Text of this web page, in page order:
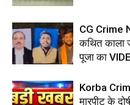
CG Crime
कथित काला
पूजा का
Korba
मारपीट के